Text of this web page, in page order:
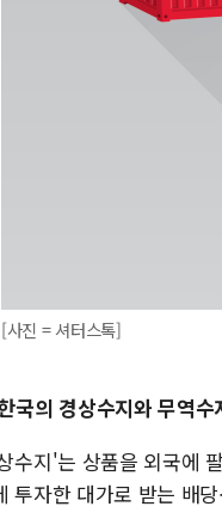
[사진 = 셔터스톡]
국의 경상수지와 무역수
수지'는 상품을 외국에
투자한 대가로 받는 배